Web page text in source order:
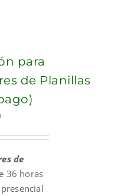
para
de Planillas
$108.00.
de
36 horas